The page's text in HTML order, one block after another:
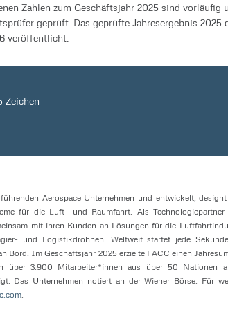
Zahlen zum Geschäftsjahr 2025 sind vorläufig
geprüft. Das geprüfte Jahresergebnis 2025
veröffentlicht.
Zeichen
Aerospace Unternehmen und entwickelt,
für die Luft- und Raumfahrt. Als Technologiepartner
mit ihren Kunden an Lösungen für die
und Logistikdrohnen. Weltweit startet jede
Bord. Im Geschäftsjahr 2025 erzielte FACC einen
über 3.900 Mitarbeiter*innen aus über 50 Nationen
Das Unternehmen notiert an der Wiener Börse. Für